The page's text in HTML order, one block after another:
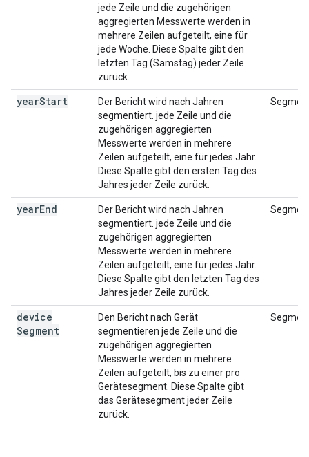
jede Zeile und die zugehörigen
aggregierten Messwerte werden in
mehrere Zeilen aufgeteilt, eine für
jede Woche. Diese Spalte gibt den
letzten Tag (Samstag) jeder Zeile
zurück.
yearStart
Der Bericht wird nach Jahren
segmentiert. jede Zeile und die
zugehörigen aggregierten
Messwerte werden in mehrere
Zeilen aufgeteilt, eine für jedes Jahr.
Diese Spalte gibt den ersten Tag des
Jahres jeder Zeile zurück.
yearEnd
Der Bericht wird nach Jahren
segmentiert. jede Zeile und die
zugehörigen aggregierten
Messwerte werden in mehrere
Zeilen aufgeteilt, eine für jedes Jahr.
Diese Spalte gibt den letzten Tag des
Jahres jeder Zeile zurück.
device
Segment
Den Bericht nach Gerät
segmentieren jede Zeile und die
zugehörigen aggregierten
Messwerte werden in mehrere
Zeilen aufgeteilt, bis zu einer pro
Gerätesegment. Diese Spalte gibt
das Gerätesegment jeder Zeile
zurück.